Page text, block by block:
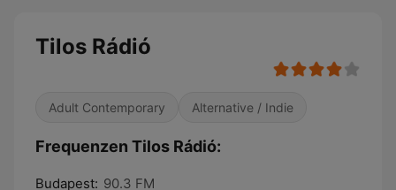
Tilos Rádió
Adult Contemporary Alternative / Indie
Frequenzen Tilos Rádió:
Budapest: 90.3 FM